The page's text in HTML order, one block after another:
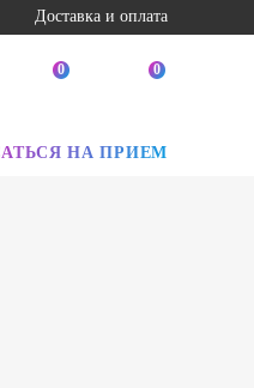
Доставка и оплата
0 0
SALEНА ПРИЕМ